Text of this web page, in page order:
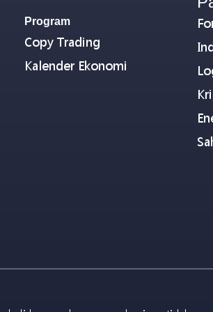
Program
Copy Trading
Kalender Ekonomi